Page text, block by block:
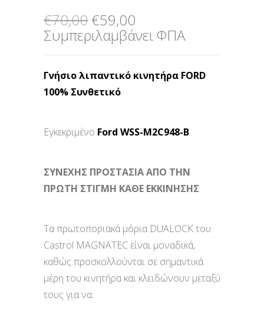
€70,00 Original
price
was:
€59,00
τρέχουσα
€59,00.
Συμπεριλαμβάνει ΦΠΑ
Γνήσιο λιπαντικό κινητήρα FORD
100% Συνθετικό
Εγκεκριμένο Ford WSS-M2C948-B
ΣΥΝΕΧΗΣ ΠΡΟΣΤΑΣΙΑ ΑΠΟ ΤΗΝ
ΠΡΩΤΗ ΣΤΙΓΜΗ ΚΑΘΕ ΕΚΚΙΝΗΣΗΣ
Τα πρωτοποριακά μόρια DUALOCK του
Castrol MAGNATEC είναι μοναδικά,
καθώς προσκολλούνται σε σημαντικά
μέρη του κινητήρα και κλειδώνουν μεταξύ
τους για να: